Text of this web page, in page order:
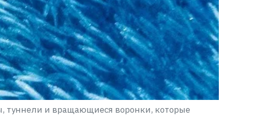
туннели и вращающиеся воронки, которые